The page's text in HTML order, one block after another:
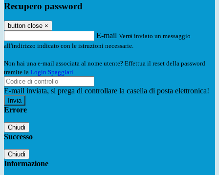
Recupero password
button close ×
E-mail Verrà inviato un messaggio
all'indirizzo indicato con le istruzioni necessarie.
Non hai una e-mail associata al nome utente? Effettua il reset della password
tramite la Login Spaggiari
E-mail inviata, si prega di controllare la casella di posta elettronica!
Errore
Chiudi
Successo
Chiudi
Informazione